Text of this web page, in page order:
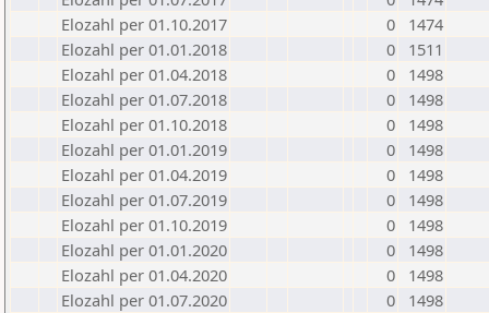
Elozahl per 01.10.2017
0
1474
Elozahl per 01.01.2018
0
1511
Elozahl per 01.04.2018
0
1498
Elozahl per 01.07.2018
0
1498
Elozahl per 01.10.2018
0
1498
Elozahl per 01.01.2019
0
1498
Elozahl per 01.04.2019
0
1498
Elozahl per 01.07.2019
0
1498
Elozahl per 01.10.2019
0
1498
Elozahl per 01.01.2020
0
1498
Elozahl per 01.04.2020
0
1498
Elozahl per 01.07.2020
0
1498